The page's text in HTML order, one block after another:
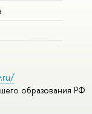
образования РФ